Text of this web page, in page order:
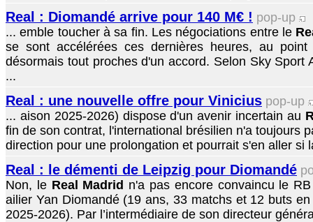
Real : Diomandé arrive pour 140 M€ ! pop-up
... emble toucher à sa fin. Les négociations entre le
se sont accélérées ces dernières heures, au
désormais tout proches d'un accord. Selon Sky Sport
...
Real : une nouvelle offre pour Vinicius pop-up
... aison 2025-2026) dispose d'un avenir incertain au
fin de son contrat, l'international brésilien n'a toujours
direction pour une prolongation et pourrait s'en aller si
Real : le démenti de Leipzig pour Diomandé
Non, le Real Madrid n'a pas encore convaincu le
ailier Yan Diomandé (19 ans, 33 matchs et 12 buts
2025-2026). Par l’intermédiaire de son directeur